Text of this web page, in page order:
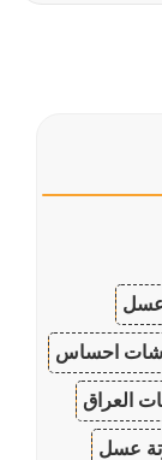
عسل
شات احساس
العراق
عسل